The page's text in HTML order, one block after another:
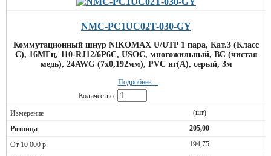
NMC-PC1UC02T-030-GY
Коммутационный шнур NIKOMAX U/UTP 1 пара, Кат.3 (Класс
C), 16МГц, 110-RJ12/6P6C, USOC, многожильный, BC (чистая
медь), 24AWG (7х0,192мм), PVC нг(А), серый, 3м
Подробнее ...
Количество:
(шт)
205,00
194,75